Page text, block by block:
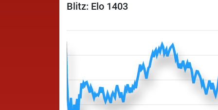
Blitz: Elo 1403